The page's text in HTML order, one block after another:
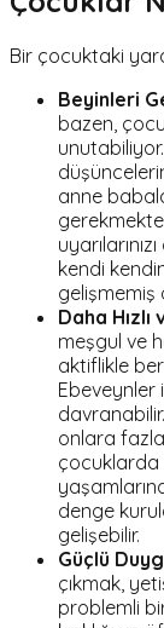
Bir çocuktaki
Beyinleri
bazen,
anne
kendi
gelişmemiş
Daha Hızlı
meşgul ve
aktiflikle
Ebeveynler
onlara
çocuklarda
denge
gelişebilir.
Güçlü
çıkmak,
problemli